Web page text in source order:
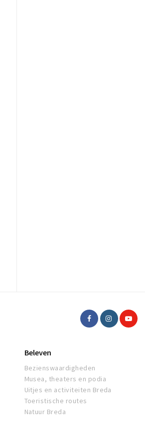
Beleven
Bezienswaardigheden
Musea, theaters en podia
Uitjes en activiteiten Breda
Toeristische routes
Natuur Breda